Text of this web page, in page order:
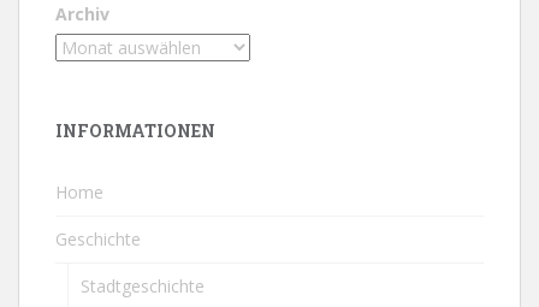
Archiv
INFORMATIONEN
Home
Geschichte
Stadtgeschichte